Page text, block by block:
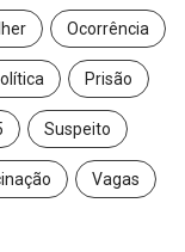
Ocorrência
Prisão
Suspeito
Vagas